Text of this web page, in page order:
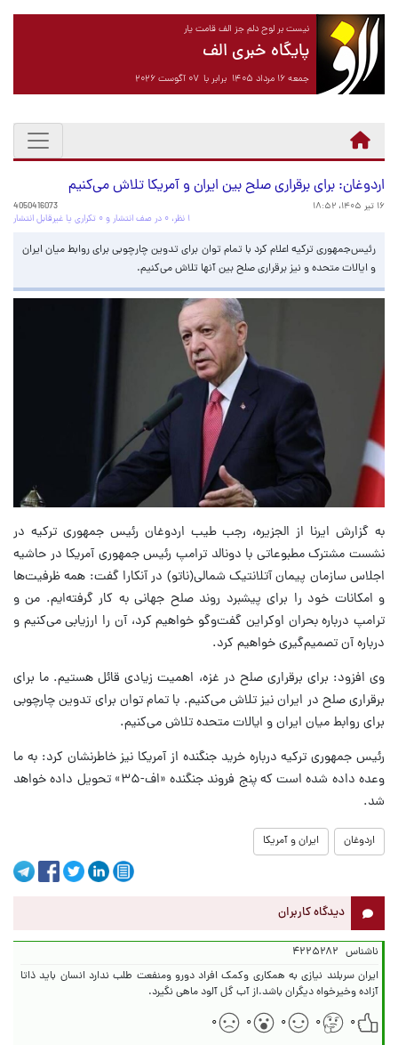
نیست بر لوح دلم جز الف قامت یار
پایگاه خبری الف
جمعه ۱۶ مرداد ۱۴۰۵ برابر با ۰۷ آگوست ۲۰۲۶
اردوغان: برای برقراری صلح بین ایران و آمریکا تلاش می‌کنیم
۱۶ تیر ۱۴۰۵، ۱۸:۵۲
4050416073
۱ نظر، ۰ در صف انتشار و ۰ تکراری یا غیرقابل انتشار
رئیس‌جمهوری ترکیه اعلام کرد با تمام توان برای تدوین چارچوبی برای روابط میان ایران
و ایالات متحده و نیز برقراری صلح بین آنها تلاش می‌کنیم.
به گزارش ایرنا از الجزیره، رجب طیب اردوغان رئیس جمهوری ترکیه در
نشست مشترک مطبوعاتی با دونالد ترامپ رئیس جمهوری آمریکا در حاشیه
اجلاس سازمان پیمان آتلانتیک شمالی(ناتو) در آنکارا گفت: همه ظرفیت‌ها
و امکانات خود را برای پیشبرد روند صلح جهانی به کار گرفته‌ایم. من و
ترامپ درباره بحران اوکراین گفت‌وگو خواهیم کرد، آن را ارزیابی می‌کنیم و
درباره آن تصمیم‌گیری خواهیم کرد.
وی افزود: برای برقراری صلح در غزه، اهمیت زیادی قائل هستیم. ما برای
برقراری صلح در ایران نیز تلاش می‌کنیم. با تمام توان برای تدوین چارچوبی
برای روابط میان ایران و ایالات متحده تلاش می‌کنیم.
رئیس جمهوری ترکیه درباره خرید جنگنده از آمریکا نیز خاطرنشان کرد: به ما
وعده داده شده است که پنج فروند جنگنده «اف-۳۵» تحویل داده خواهد
شد.
اردوغان ایران و آمریکا
دیدگاه کاربران
ناشناس ۴۲۲۵۲۸۲
ایران سربلند نیازی به همکاری وکمک افراد دورو ومنفعت طلب ندارد انسان باید ذاتا
آزاده وخیرخواه دیگران باشد.از آب گل آلود ماهی نگیرد.
۰
۰ ۰ ۰ ۰